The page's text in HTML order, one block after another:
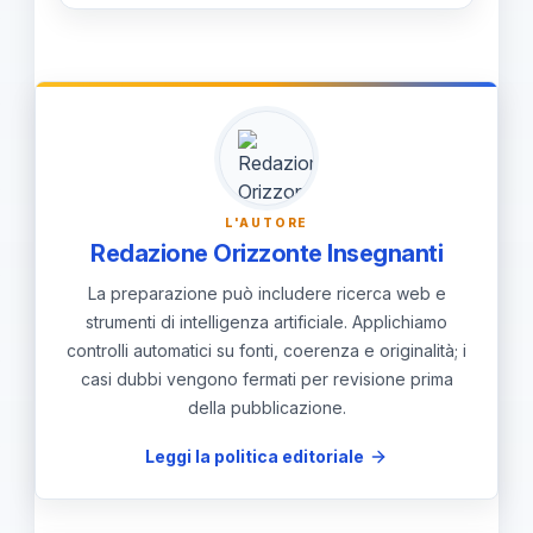
Comunicare orari e disponibilità entro
predisporre sostituzioni dove
necessario. Aggiornare calendari,
informare i rappresentanti di classe e
monitorare le comunicazioni dalle
istituzioni e dai sindacati.
L'AUTORE
Redazione Orizzonte Insegnanti
La preparazione può includere ricerca web e
strumenti di intelligenza artificiale. Applichiamo
controlli automatici su fonti, coerenza e originalità; i
casi dubbi vengono fermati per revisione prima
della pubblicazione.
Leggi la politica editoriale